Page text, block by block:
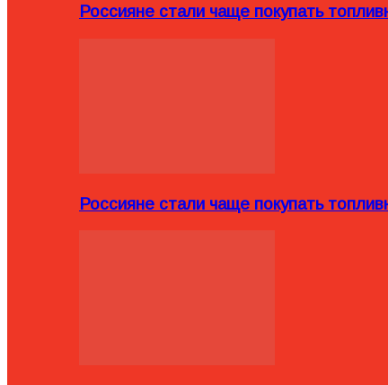
Россияне стали чаще покупать
Россияне стали чаще покупать